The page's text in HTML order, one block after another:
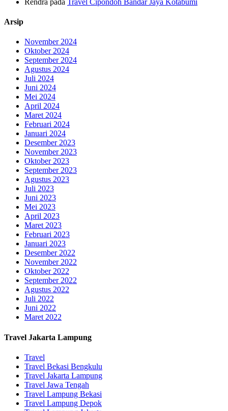
Arsip
November 2024
Oktober 2024
September 2024
Agustus 2024
Juli 2024
Juni 2024
Mei 2024
April 2024
Maret 2024
Februari 2024
Januari 2024
Desember 2023
November 2023
Oktober 2023
September 2023
Agustus 2023
Juli 2023
Juni 2023
Mei 2023
April 2023
Maret 2023
Februari 2023
Januari 2023
Desember 2022
November 2022
Oktober 2022
September 2022
Agustus 2022
Juli 2022
Juni 2022
Maret 2022
Travel Jakarta Lampung
Travel
Travel Bekasi Bengkulu
Travel Jakarta Lampung
Travel Jawa Tengah
Travel Lampung Bekasi
Travel Lampung Depok